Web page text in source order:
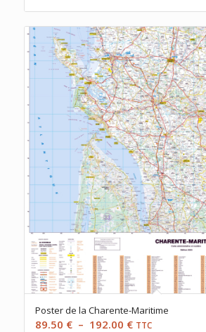
Poster de la Charente-Maritime
89.50 € – 192.00 €Plage
TTC